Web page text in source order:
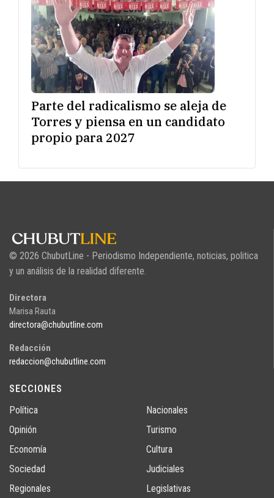
Parte del radicalismo se aleja de
Torres y piensa en un candidato
propio para 2027
© 2026 ChubutLine - Periodismo Independiente, noticias, politica
y un análisis de la realidad diferente.
Directora
Marisa Rauta
directora@chubutline.com
Redacción
redaccion@chubutline.com
SECCIONES
Política
Opinión
Economía
Sociedad
Regionales
Nacionales
Turismo
Cultura
Judiciales
Legislativas